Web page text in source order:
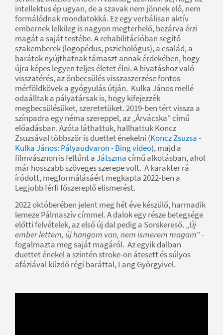
intellektus ép ugyan, de a szavak nem jönnek elő, nem
formálódnak mondatokká. Ez egy verbálisan aktív
embernek lelkileg is nagyon megterhelő, bezárva érzi
magát a saját testébe. A rehabilitációban segítő
szakemberek (logopédus, pszichológus), a család, a
barátok nyújthatnak támaszt annak érdekében, hogy
újra képes legyen teljes életet élni. A hivatáshoz való
visszatérés, az önbecsülés visszaszerzése fontos
mérföldkövek a gyógyulás útján. Kulka János mellé
odaálltak a pályatársak is, hogy kifejezzék
megbecsülésüket, szeretetüket. 2019-ben tért vissza a
színpadra egy néma szereppel, az „Árvácska” című
előadásban. Azóta láthattuk, hallhattuk Koncz
Zsuzsával többször is duettet énekelni (Koncz Zsuzsa -
Kulka János: Pályaudvaron - Bing video), majd a
filmvásznon is feltűnt aJátszmacímű alkotásban, ahol
már hosszabb szöveges szerepe volt. A karakter rá
íródott, megformálásáért megkapta 2022-ben a
Legjobb férfi főszereplő elismerést.
2022 októberében jelent meg hét éve készülő, harmadik
lemeze Pálmaszív címmel. A dalok egy része betegsége
előtti felvételek, az első új dal pedig a Sorskereső. „Új
ember lettem, új hangom van, nem ismerem magam” -
fogalmazta meg saját magáról. Az egyik dalban
duettet énekel a szintén stroke-on átesett és súlyos
afáziával küzdő régi baráttal, Lang Györgyivel.